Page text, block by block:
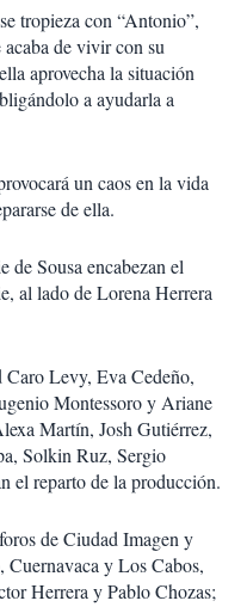
tropieza con “Antonio”,
de vivir con su
aprovecha la situación
a ayudarla a
un caos en la vida
de ella.
de Sousa encabezan el
al lado de Lorena Herrera
Levy, Eva Cedeño,
Montessoro y Ariane
Martín, Josh Gutiérrez,
Solkin Ruz, Sergio
el reparto de la producción.
de Ciudad Imagen y
y Los Cabos,
Herrera y Pablo Chozas;